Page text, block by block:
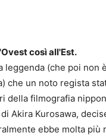
così all'Est.
leggenda (che poi non
che un noto regista
della filmografia
Akira Kurosawa,
ebbe molta più